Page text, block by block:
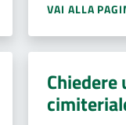
VAI ALLA
Chiedere